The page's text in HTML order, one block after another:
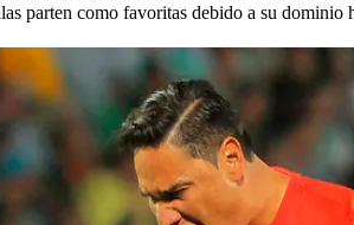
parten como favoritas debido a su dominio